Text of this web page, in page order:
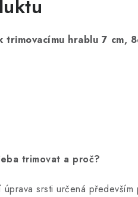
trimovacímu hrablu 7 cm,
trimovat a proč?
srsti určená především